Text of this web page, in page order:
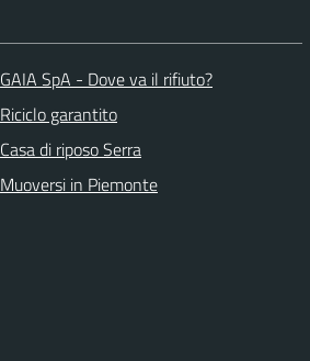
GAIA SpA - Dove va il rifiuto?
Riciclo garantito
Casa di riposo Serra
Muoversi in Piemonte